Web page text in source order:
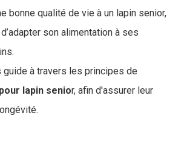
bonne qualité de vie à un lapin senior,
son alimentation à ses
guide à travers les principes de
lapin senior, afin d'assurer leur